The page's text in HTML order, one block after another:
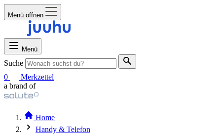
Menü öffnen
Menü
Suche
0
Merkzettel
a brand of
Home
Handy & Telefon